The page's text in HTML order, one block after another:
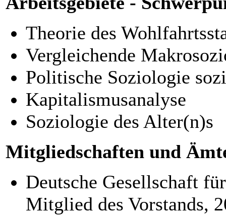
Theorie des
Vergleichende
Politische Soziologie
Kapitalismusanalyse
Soziologie des Alter(n)s
Mitgliedschaften und
Deutsche Gesellschaft
Mitglied des Vorstands,